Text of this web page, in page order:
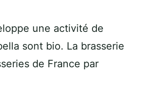
une activité de
sont bio. La brasserie
de France par